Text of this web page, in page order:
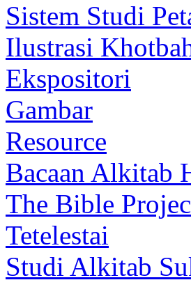
Sistem Studi
Ilustrasi
Ekspositori
Gambar
Resource
Bacaan Alkitab
The Bible
Tetelestai
Studi Alkitab